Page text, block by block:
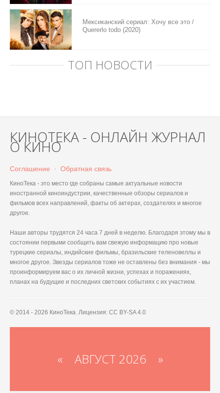
Мексиканский сериал: Хочу все это /
Quererlo todo (2020)
ТОП НОВОСТИ
КИНОТЕКА - ОНЛАЙН ЖУРНАЛ
О КИНО
Соглашение · Обратная связь
КиноТека - это место где собраны самые актуальные новости
иностранной киноиндустрии, качественные обзоры сериалов и
фильмов всех направлений, факты об актерах, создателях и многое
другое.
Наши авторы трудятся 24 часа 7 дней в неделю. Благодаря этому мы в
состоянии первыми сообщить вам свежую информацию про новые
турецкие сериалы, индийские фильмы, бразильские теленовеллы и
многое другое. Звезды сериалов тоже не оставлены без внимания - мы
проинформируем вас о их личной жизни, успехах и поражениях,
планах на будущие и последних светских событиях с их участием.
© 2014 - 2026 КиноТека. Лицензия: CC BY-SA 4.0
« АВГУСТ 2026 »